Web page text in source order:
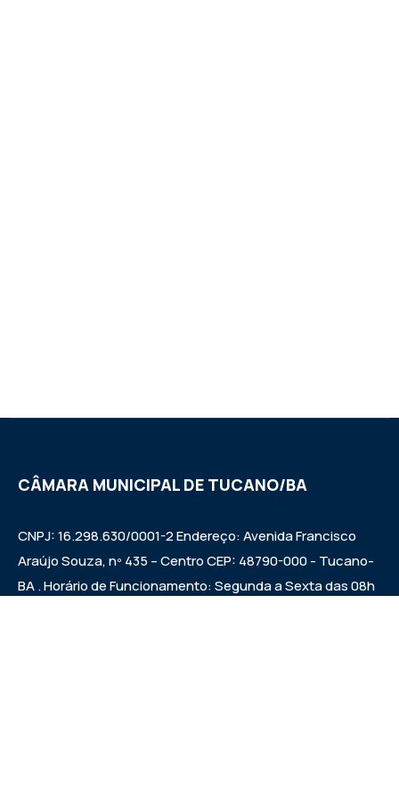
CÂMARA MUNICIPAL DE TUCANO/BA
CNPJ: 16.298.630/0001-2 Endereço: Avenida Francisco
Araújo Souza, nº 435 – Centro CEP: 48790-000 - Tucano-
BA . Horário de Funcionamento: Segunda a Sexta das 08h